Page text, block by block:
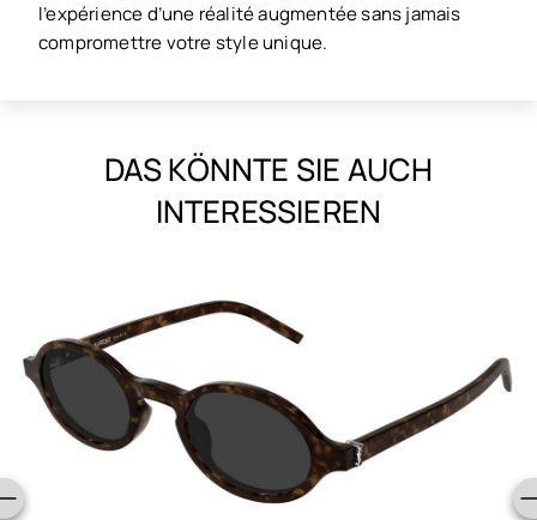
l’expérience d’une réalité augmentée sans jamais
compromettre votre style unique.
DAS KÖNNTE SIE AUCH
INTERESSIEREN